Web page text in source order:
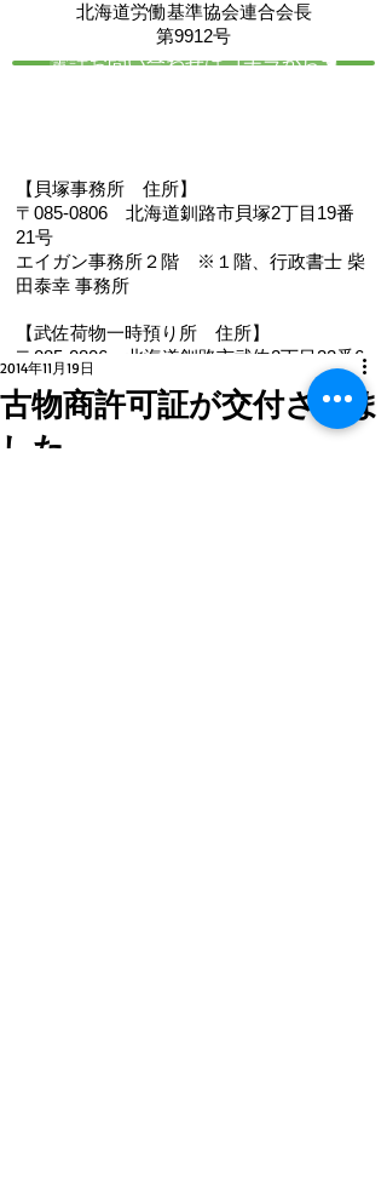
​北海道労働基準協会連合会長
第9912号
電話お問い合わせはコチラから☚
【貝塚事務所 住所】
〒085-0806 北海道釧路市貝塚2丁目19番
21号
エイガン事務所２階
※１階、 行政書士 柴
田泰幸 事務所
【武佐荷物一時預り所 住所】
〒085-0806 北海道釧路市武佐2丁目22番6
【電 話・FAX】 ０１５４－３５－０９８７
【メール】 eigan@ab.auone-net.jp
古物商許可証が交付されま
した。
2014年11月19日